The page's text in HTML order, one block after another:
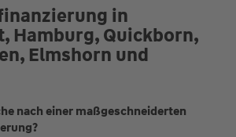
in
Hamburg, Quickborn,
Elmshorn und
nach einer maßgeschneiderten